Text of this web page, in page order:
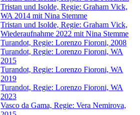
Tristan und Isolde, Regie: Graham Vick,
WA 2014 mit Nina Stemme
Tristan und Isolde, Regie: Graham Vick,
Wiederaufnahme 2022 mit Nina Stemme
Turandot, Regie: Lorenzo Fioroni, 2008
Turandot, Regie: Lorenzo Fioroni, WA
2015
Turandot, Regie: Lorenzo Fioroni, WA
2019
Turandot, Regie: Lorenzo Fioroni, WA
2023
Vasco da Gama, Regie: Vera Nemirova,